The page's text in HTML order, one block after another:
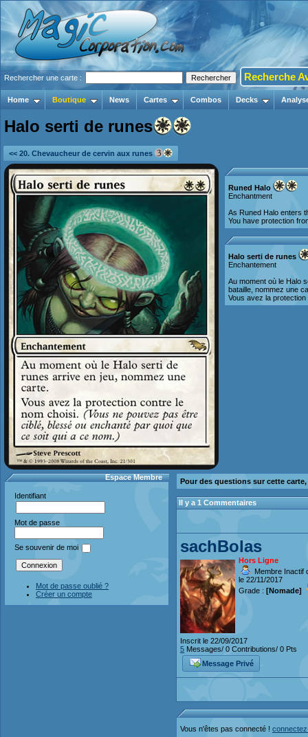
Rechercher une carte : Recherche
Home Boutique News Cartes Combos Decks
Halo serti de runes
<< 20. Chevaucheur de cervin aux runes
Runed Halo
Enchantment
As Runed Halo enters
You have protection
Halo serti de runes
Enchantement
Au moment où le Halo
bataille, nommez une
Vous avez la
Espace Membre
Identifiant
Mot de passe
Se souvenir de moi
Mot de passe oublié ?
Créer un compte
Pour des questions sur cette
Il y a 1 Commentaires
sachBolas
Hors Ligne
Membre Inactif
le 22/11/2017
Grade : [Nomade]
Inscrit le 22/09/2017
5 Messages/ 0 Contributions/ 0 Pts
Message Privé
Vous n'êtes pas connecté !